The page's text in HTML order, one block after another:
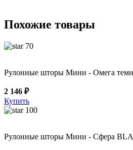
Похожие товары
70
Рулонные шторы Мини - Омега
2 146 ₽
Купить
100
Рулонные шторы Мини - Сфера